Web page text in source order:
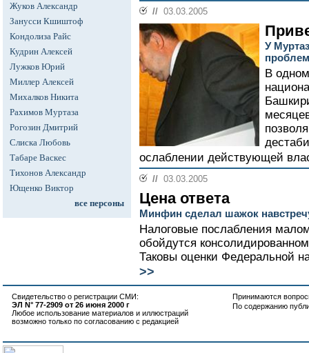
Жуков Александр
Занусси Кшиштоф
Кондолиза Райс
Кудрин Алексей
Лужков Юрий
Миллер Алексей
Михалков Никита
Рахимов Муртаза
Рогозин Дмитрий
Слиска Любовь
Табаре Васкес
Тихонов Александр
Ющенко Виктор
все персоны
// 03.03.2005
У
В
ослаблении действующей
// 03.03.2005
Цена ответа
Минфин сделал шажок
Налоговые послабления
обойдутся
Таковы оценки Федеральной
>>
Свидетельство о регистрации СМИ:
ЭЛ N° 77-2909 от 26 июня 2000 г
Любое использование материалов и иллюстраций
возможно только по согласованию с редакцией
Принимаются
По содержанию